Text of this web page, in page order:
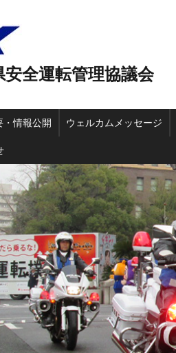
全運転管理協議会
・情報公開 ウェルカムメッセージ